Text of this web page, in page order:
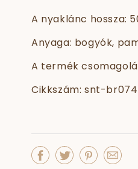
A nyaklánc hossza:
Anyaga: bogyók,
A termék
Cikkszám: snt-